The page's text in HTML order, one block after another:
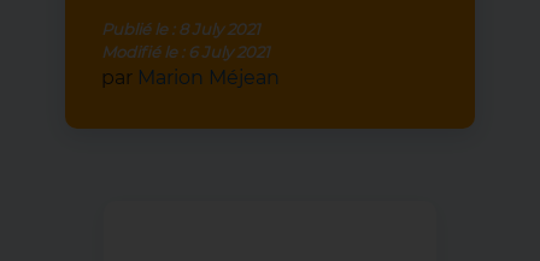
Publié le :8 July 2021
Modifié le : 6 July 2021
par Marion Méjean